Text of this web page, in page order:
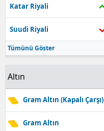
Katar Riyali
Suudi Riyali
Tümünü Göster
Altın
Gram Altın (Kapalı Çarşı)
Gram Altın